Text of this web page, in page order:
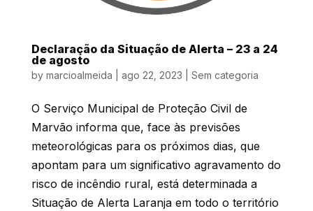
Declaração da Situação de Alerta – 23 a 24
de agosto
by marcioalmeida ago 22, 2023 Sem categoria
O Serviço Municipal de Proteção Civil de
Marvão informa que, face às previsões
meteorológicas para os próximos dias, que
apontam para um significativo agravamento do
risco de incêndio rural, está determinada a
Situação de Alerta Laranja em todo o território